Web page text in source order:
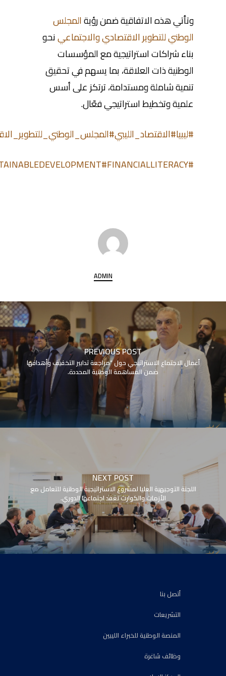
وتأتي هذه الاتفاقية ضمن رؤيةالمجلس
الوطني للتطوير الاقتصادي والاجتماعينحو
بناء شراكات استراتيجية مع المؤسسات
الوطنية ذات العلاقة، بما يسهم في تحقيق
تنمية شاملة ومستدامة، ترتكز على أسس
علمية وتخطيط استراتيجي فعّال.
#ليبيا#الاقتصاد_الليبي
#LIBYA
#FINANCIALLITERACY
ADMIN
PREVIOUS POST
أعمال الاجتماع الاستراتيجي حول “مراجعة تدابير التخفيف وأهدافها
ضمن المساهمة الوطنية المحددة.
NEXT POST
اللجنة التوجيهية العليا لمشروع الاستراتيجية الوطنية للتعامل مع
الأزمات والكوارث تعقد اجتماعها الدوري.
أتصل بنا
التشريعات
المنصة الوطنية للخبراء الليبين
وظائف شاغرة